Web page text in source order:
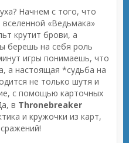
Начнем с того, что
вселенной «Ведьмака»
крутит брови, а
берешь на себя роль
игры понимаешь, что
а настоящая *судьба на
не только шутя и
с помощью карточных
в Thronebreaker
и кружочки из карт,